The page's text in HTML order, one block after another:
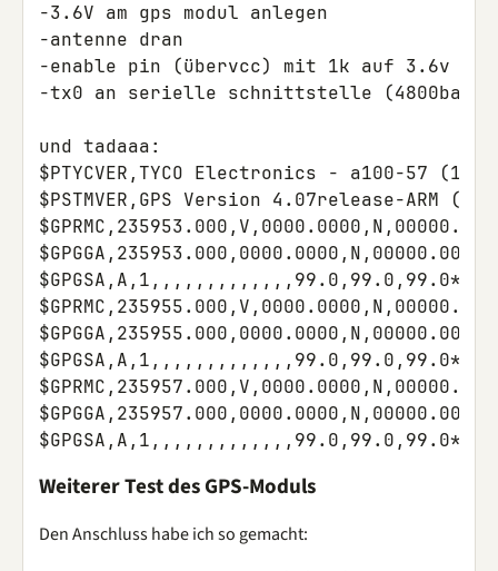
-3.6V am gps modul anlegen
-antenne dran
-enable pin (übervcc) mit 1k auf 3.6v
-tx0 an serielle schnittstelle (4800baud)
und tadaaa:
$PTYCVER,TYCO Electronics - a100-57
$PSTMVER,GPS Version 4.07release-ARM
$GPGSA,A,1,,,,,,,,,,,,,99.0,99.0,99.0*00
$GPGSA,A,1,,,,,,,,,,,,,99.0,99.0,99.0*00
Weiterer Test des GPS-Moduls
Den Anschluss habe ich so gemacht: